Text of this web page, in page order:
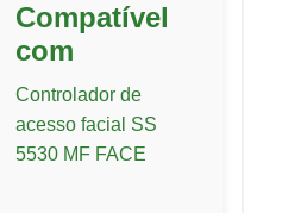
Compatível
com
Controlador de
acesso facial SS
5530 MF FACE